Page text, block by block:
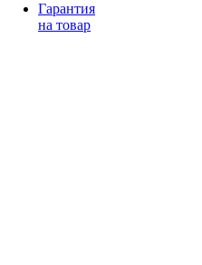
Гарантия
на товар